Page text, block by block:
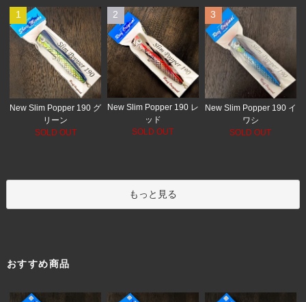
1
New Slim Popper 190 グ
リーン
SOLD OUT
2
New Slim Popper 190 レ
ッド
SOLD OUT
3
New Slim Popper 190 イ
ワシ
SOLD OUT
もっと見る
おすすめ商品